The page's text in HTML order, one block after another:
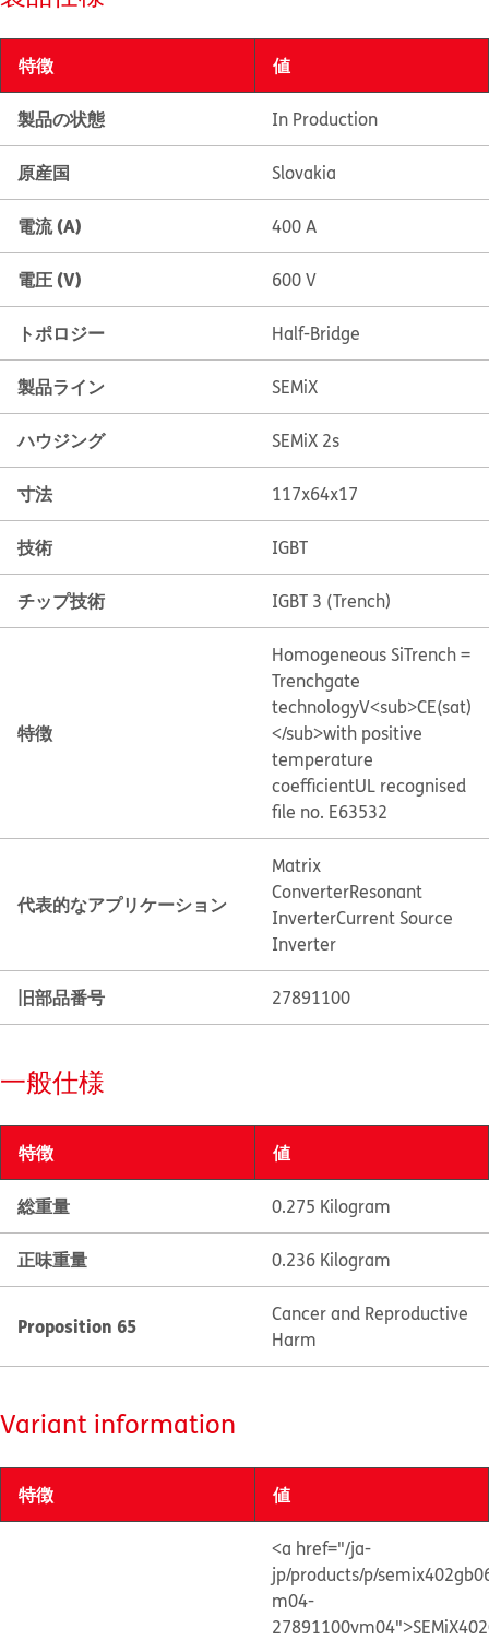
特徴 値
製品の状態 In Production
原産国 Slovakia
電流 (A) 400 A
電圧 (V) 600 V
トポロジー Half-Bridge
製品ライン SEMiX
ハウジング SEMiX 2s
寸法 117x64x17
技術 IGBT
チップ技術 IGBT 3 (Trench)
特徴
Homogeneous SiTrench =
Trenchgate
technologyV<sub>CE(sat)
</sub>with positive
temperature
coefficientUL recognised
file no. E63532
代表的なアプリケーション
Matrix
ConverterResonant
InverterCurrent Source
Inverter
旧部品番号 27891100
一般仕様
特徴 値
総重量 0.275 Kilogram
正味重量 0.236 Kilogram
Proposition 65
Cancer and Reproductive
Harm
Variant information
特徴 値
<a href="/ja-
jp/products/p/
m04-